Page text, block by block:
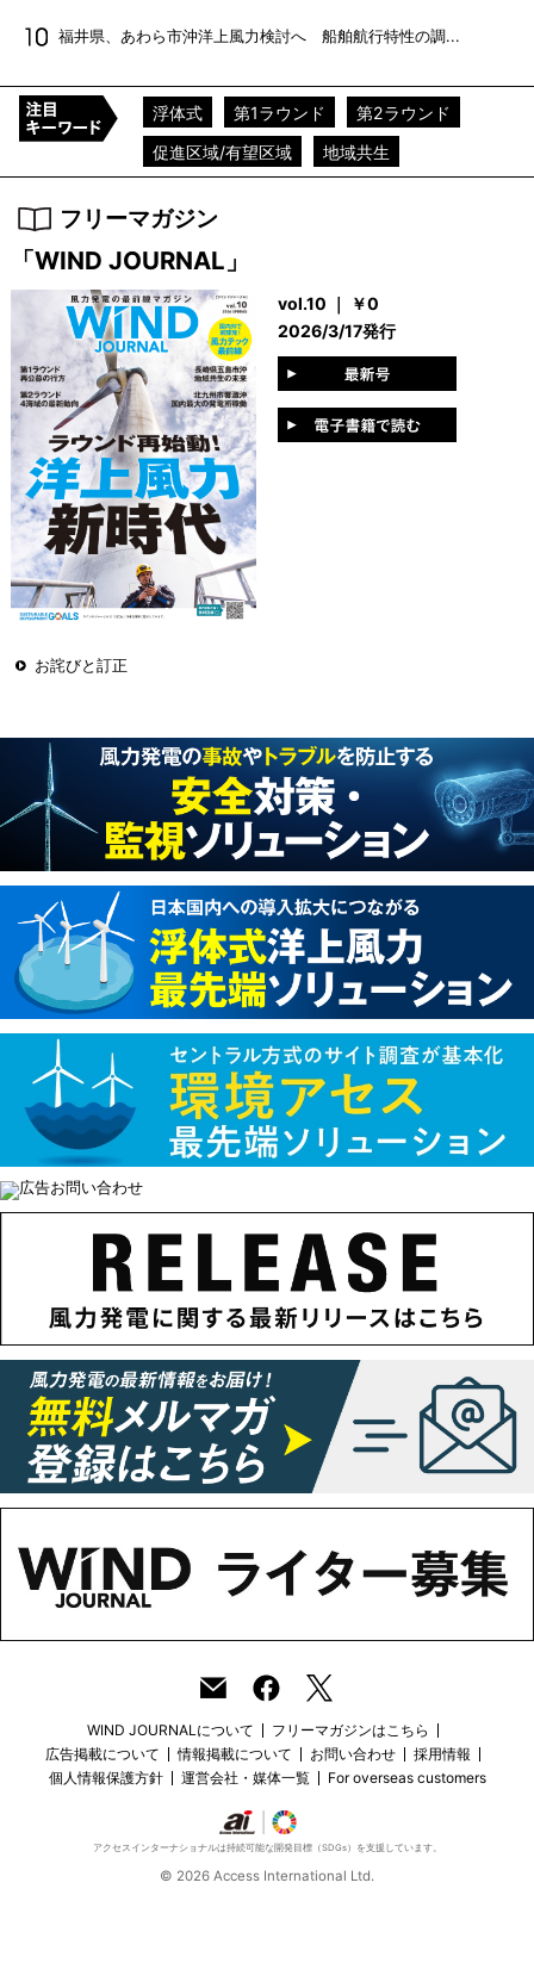
福井県、あわら市沖洋上風力検討へ 船舶航行特性の調...
浮体式 第1ラウンド
第2ラウンド
促進区域/有望区域
地域共生
フリーマガジン
「WIND JOURNAL」
vol.10 ｜ ￥0
2026/3/17発行
お詫びと訂正
WIND JOURNALについて
フリーマガジンはこちら
広告掲載について
情報掲載について お問い合わせ
採用情報
個人情報保護方針
運営会社・媒体一覧 For overseas customers
アクセスインターナショナルは持続可能な開発目標（SDGs）を支援しています。
© 2026 Access International Ltd.